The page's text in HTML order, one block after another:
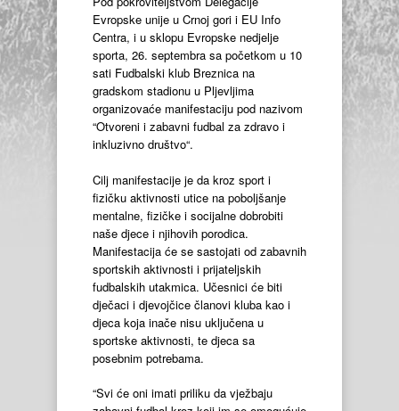
Evropske unije u Crnoj gori i EU Info
Centra, i u sklopu Evropske nedjelje
sporta, 26. septembra sa početkom u 10
sati Fudbalski klub Breznica na
gradskom stadionu u Pljevljima
organizovaće manifestaciju pod nazivom
“Otvoreni i zabavni fudbal za zdravo i
inkluzivno društvo“.
Cilj manifestacije je da kroz sport i
fizičku aktivnosti utice na poboljšanje
mentalne, fizičke i socijalne dobrobiti
naše djece i njihovih porodica.
Manifestacija će se sastojati od zabavnih
sportskih aktivnosti i prijateljskih
fudbalskih utakmica. Učesnici će biti
dječaci i djevojčice članovi kluba kao i
djeca koja inače nisu uključena u
sportske aktivnosti, te djeca sa
posebnim potrebama.
“Svi će oni imati priliku da vježbaju